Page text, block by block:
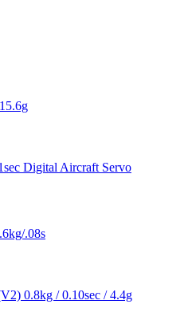
Digital Aircraft Servo
.08s
0.8kg / 0.10sec / 4.4g